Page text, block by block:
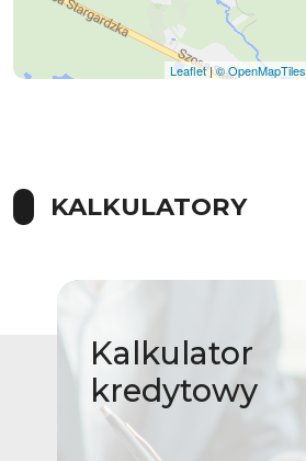
Leaflet|© OpenMapTiles
KALKULATORY
Kalkulator
kredytowy